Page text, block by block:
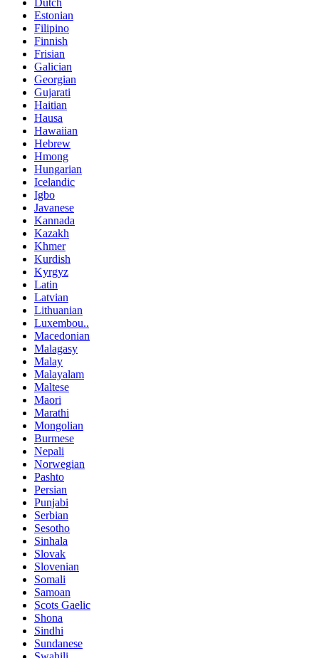
Dutch
Estonian
Filipino
Finnish
Frisian
Galician
Georgian
Gujarati
Haitian
Hausa
Hawaiian
Hebrew
Hmong
Hungarian
Icelandic
Igbo
Javanese
Kannada
Kazakh
Khmer
Kurdish
Kyrgyz
Latin
Latvian
Lithuanian
Luxembou..
Macedonian
Malagasy
Malay
Malayalam
Maltese
Maori
Marathi
Mongolian
Burmese
Nepali
Norwegian
Pashto
Persian
Punjabi
Serbian
Sesotho
Sinhala
Slovak
Slovenian
Somali
Samoan
Scots Gaelic
Shona
Sindhi
Sundanese